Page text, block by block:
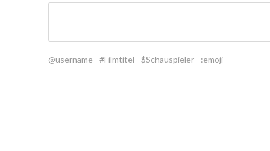
@username #Filmtitel $Schauspieler :emoji